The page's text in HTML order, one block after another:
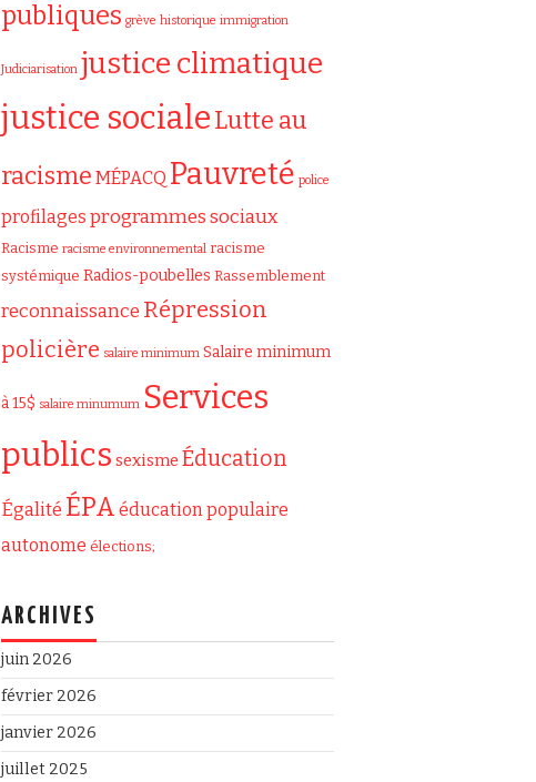
publiques grève historique immigration
Judiciarisation justice climatique
justice socialeLutte au
racisme MÉPACQ Pauvreté police
profilages programmes sociaux
Racisme racisme environnemental racisme
systémique Radios-poubelles Rassemblement
reconnaissance Répression
policière salaire minimum Salaire minimum
à 15$ salaire minumum Services
publics sexisme Éducation
Égalité ÉPA éducation populaire
autonome élections;
ARCHIVES
juin 2026
février 2026
janvier 2026
juillet 2025